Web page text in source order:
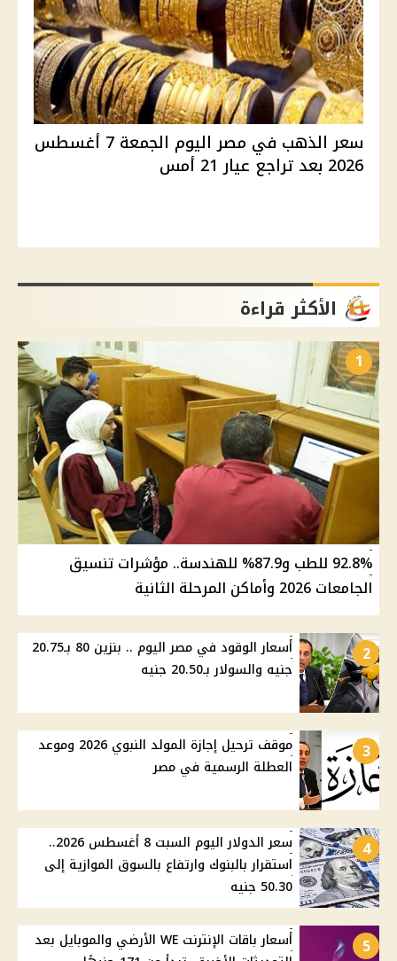
سعر الذهب في مصر اليوم الجمعة 7 أغسطس
2026 بعد تراجع عيار 21 أمس
الأكثر قراءة
1
92.8% للطب و87.9% للهندسة.. مؤشرات تنسيق
الجامعات 2026 وأماكن المرحلة الثانية
2
أسعار الوقود في مصر اليوم .. بنزين 80 بـ20.75
جنيه والسولار بـ20.50 جنيه
3
موقف ترحيل إجازة المولد النبوي 2026 وموعد
العطلة الرسمية في مصر
4
سعر الدولار اليوم السبت 8 أغسطس 2026..
استقرار بالبنوك وارتفاع بالسوق الموازية إلى
50.30 جنيه
5
أسعار باقات الإنترنت WE الأرضي والموبايل بعد